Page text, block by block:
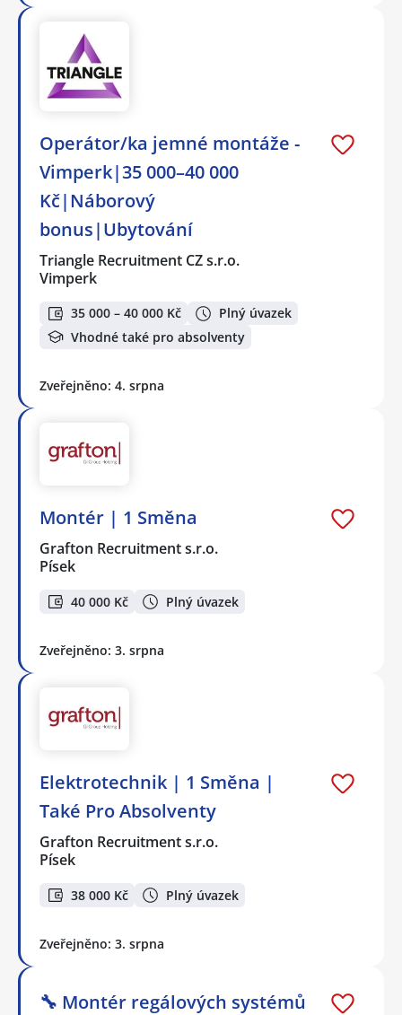
Operátor/ka jemné montáže -
Vimperk|35 000–40 000
Kč|Náborový
bonus|Ubytování
Triangle Recruitment CZ s.r.o.
Vimperk
35 000 – 40 000 Kč
Plný úvazek
Vhodné také pro absolventy
Zveřejněno: 4. srpna
Montér | 1 Směna
Grafton Recruitment s.r.o.
Písek
40 000 Kč Plný úvazek
Zveřejněno: 3. srpna
Elektrotechnik | 1 Směna |
Také Pro Absolventy
Grafton Recruitment s.r.o.
Písek
38 000 Kč Plný úvazek
Zveřejněno: 3. srpna
🔧 Montér regálových systémů